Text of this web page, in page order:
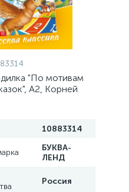
"По мотивам
А2, Корней
10883314
БУКВА-
ЛЕНД
Россия